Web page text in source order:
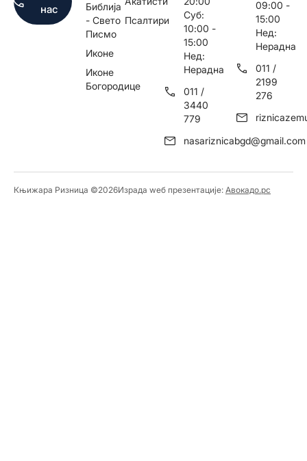
нас
Библија
- Свето
Писмо
Иконе
Иконе
Богородице
Псалтири
Суб:
10:00 -
15:00
Нед:
Нерадна
011 /
3440
779
nasariznicabgd@gmail.com
09:00 -
15:00
Нед:
Нерадна
011 /
2199
276
Књижара Ризница ©️2026Израда wеб презентације: Авокадо.рс